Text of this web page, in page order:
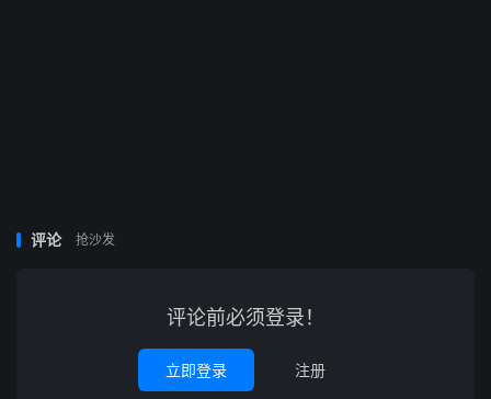
评论 抢沙发
评论前必须登录！
立即登录 注册